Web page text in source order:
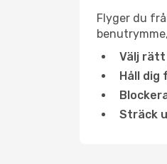
Flyger du
Välj
Håll dig
Sträck